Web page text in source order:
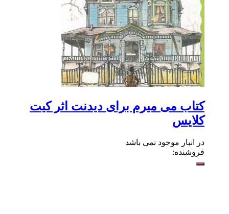
کتاب می میرم برای دیدنت اثر کیت
کلایس
در انبار موجود نمی باشد
فروشنده: